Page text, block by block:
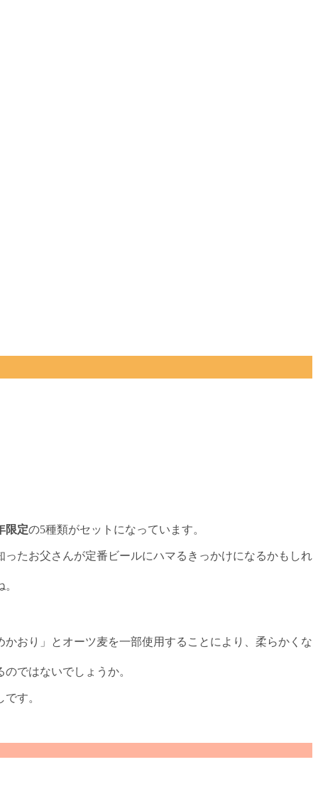
限定の5種類がセットになっています。
たお父さんが定番ビールにハマるきっかけになるかもしれ
おり」とオーツ麦を一部使用することにより、柔らかくな
ではないでしょうか。
す。